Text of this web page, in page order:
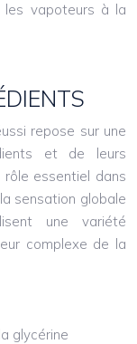
les vapoteurs à la
repose sur une
et de leurs
rôle essentiel dans
sensation globale
une variété
complexe de la
glycérine